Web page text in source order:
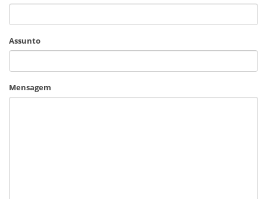
Assunto
Mensagem